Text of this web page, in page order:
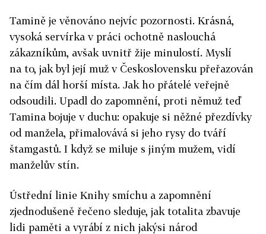
Tamině je věnováno nejvíc pozornosti. Krásná,
vysoká servírka v práci ochotně naslouchá
zákazníkům, avšak uvnitř žije minulostí. Myslí
na to, jak byl její muž v Československu přeřazován
na čím dál horší místa. Jak ho přátelé veřejně
odsoudili. Upadl do zapomnění, proti němuž teď
Tamina bojuje v duchu: opakuje si něžné přezdívky
od manžela, přimalovává si jeho rysy do tváří
štamgastů. I když se miluje s jiným mužem, vidí
manželův stín.
Ústřední linie Knihy smíchu a zapomnění
zjednodušeně řečeno sleduje, jak totalita zbavuje
lidi paměti a vyrábí z nich jakýsi národ